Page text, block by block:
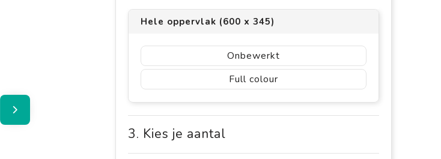
Hele oppervlak (600 x 345)
Onbewerkt
Full colour
3. Kies je aantal